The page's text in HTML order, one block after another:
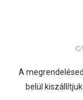
A
belül